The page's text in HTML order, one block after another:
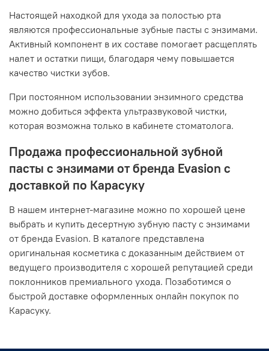
Настоящей находкой для ухода за полостью рта
являются профессиональные зубные пасты с энзимами.
Активный компонент в их составе помогает расщеплять
налет и остатки пищи, благодаря чему повышается
качество чистки зубов.
При постоянном использовании энзимного средства
можно добиться эффекта ультразвуковой чистки,
которая возможна только в кабинете стоматолога.
Продажа профессиональной зубной
пасты с энзимами от бренда Evasion с
доставкой по Карасуку
В нашем интернет-магазине можно по хорошей цене
выбрать и купить десертную зубную пасту с энзимами
от бренда Evasion. В каталоге представлена
оригинальная косметика с доказанным действием от
ведущего производителя с хорошей репутацией среди
поклонников премиального ухода. Позаботимся о
быстрой доставке оформленных онлайн покупок по
Карасуку.